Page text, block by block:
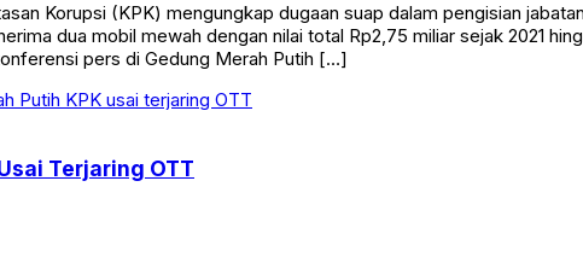
Korupsi (KPK) mengungkap dugaan suap dalam pengisian
dua mobil mewah dengan nilai total Rp2,75 miliar sejak 2021
pers di Gedung Merah Putih […]
Terjaring OTT